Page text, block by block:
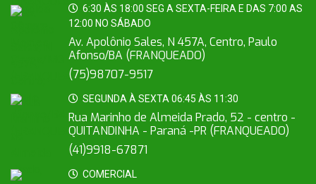
6:30 ÀS 18:00 SEG A SEXTA-FEIRA E DAS 7:00 AS
12:00 NO SÁBADO
Av. Apolônio Sales, N 457A, Centro, Paulo
Afonso/BA (FRANQUEADO)
(75)98707-9517
SEGUNDA À SEXTA 06:45 ÀS 11:30
Rua Marinho de Almeida Prado, 52 - centro -
QUITANDINHA - Paraná -PR (FRANQUEADO)
(41)9918-67871
COMERCIAL